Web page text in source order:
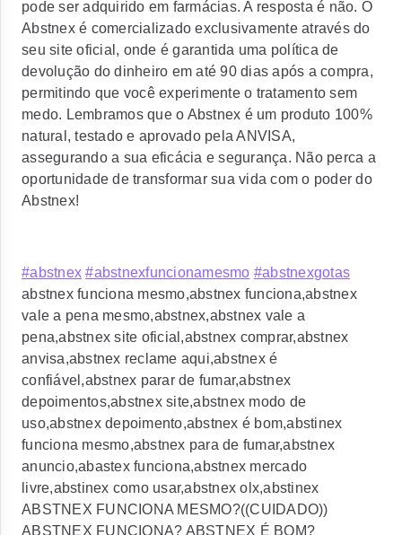
pode ser adquirido em farmácias. A resposta é não. O
Abstnex é comercializado exclusivamente através do
seu site oficial, onde é garantida uma política de
devolução do dinheiro em até 90 dias após a compra,
permitindo que você experimente o tratamento sem
medo. Lembramos que o Abstnex é um produto 100%
natural, testado e aprovado pela ANVISA,
assegurando a sua eficácia e segurança. Não perca a
oportunidade de transformar sua vida com o poder do
Abstnex!
#abstnex #abstnexfuncionamesmo #abstnexgotas
abstnex funciona mesmo,abstnex funciona,abstnex
vale a pena mesmo,abstnex,abstnex vale a
pena,abstnex site oficial,abstnex comprar,abstnex
anvisa,abstnex reclame aqui,abstnex é
confiável,abstnex parar de fumar,abstnex
depoimentos,abstnex site,abstnex modo de
uso,abstnex depoimento,abstnex é bom,abstinex
funciona mesmo,abstnex para de fumar,abstnex
anuncio,abastex funciona,abstnex mercado
livre,abstinex como usar,abstnex olx,abstinex
ABSTNEX FUNCIONA MESMO?((CUIDADO))
ABSTNEX FUNCIONA? ABSTNEX É BOM?